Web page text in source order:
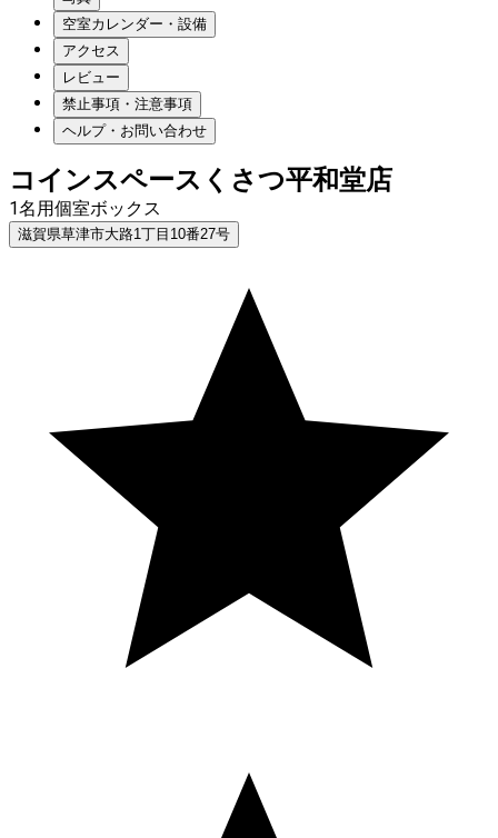
空室カレンダー・設備
アクセス
レビュー
禁止事項・注意事項
ヘルプ・お問い合わせ
コインスペースくさつ平和堂店
1名用個室ボックス
滋賀県草津市大路1丁目10番27号